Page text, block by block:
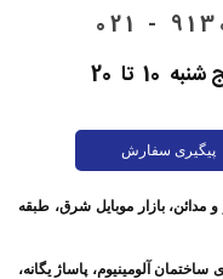
تا 20
پیگیری سفارش
و مدائن، بازار موبایل شرق، طبقه
آلومینیوم، پاساژ یگانه،